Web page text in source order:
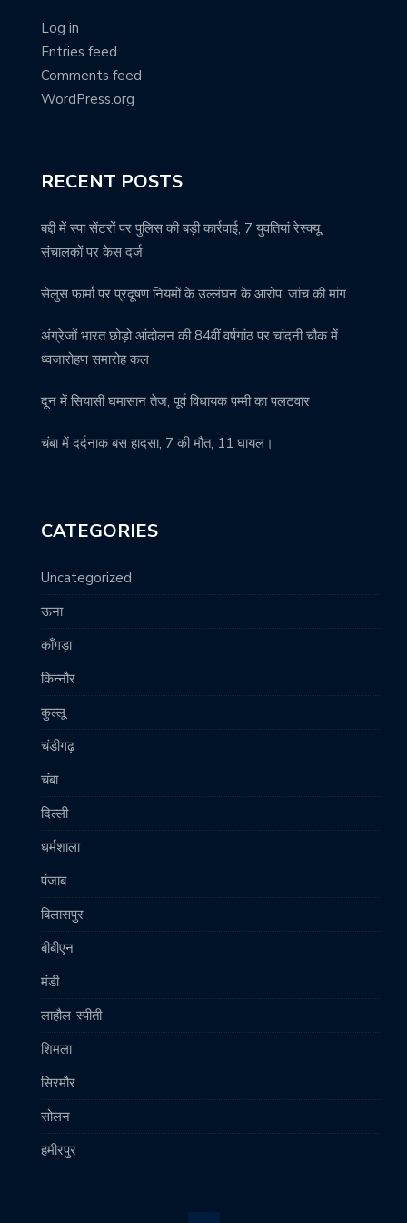
Log in
Entries feed
Comments feed
WordPress.org
RECENT POSTS
बद्दी में स्पा सेंटरों पर पुलिस की बड़ी कार्रवाई, 7 युवतियां रेस्क्यू,
संचालकों पर केस दर्ज
सेलुस फार्मा पर प्रदूषण नियमों के उल्लंघन के आरोप, जांच की मांग
अंग्रेजों भारत छोड़ो आंदोलन की 84वीं वर्षगांठ पर चांदनी चौक में
ध्वजारोहण समारोह कल
दून में सियासी घमासान तेज, पूर्व विधायक पम्मी का पलटवार
चंबा में दर्दनाक बस हादसा, 7 की मौत, 11 घायल।
CATEGORIES
Uncategorized
ऊना
काँगड़ा
किन्नौर
कुल्लू
चंडीगढ़
चंबा
दिल्ली
धर्मशाला
पंजाब
बिलासपुर
बीबीएन
मंडी
लाहौल-स्पीती
शिमला
सिरमौर
सोलन
हमीरपुर